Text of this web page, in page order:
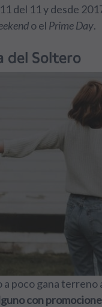
del 11 y desde
o el Prime Day.
del Soltero
a poco gana
con